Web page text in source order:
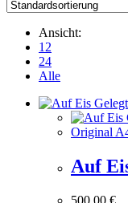
Ansicht:
12
24
Alle
Original
Auf
500,00 €